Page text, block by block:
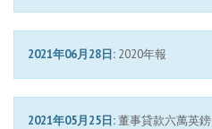
2021年06月28日: 2020年報
2021年05月25日:董事貸款六萬英鎊